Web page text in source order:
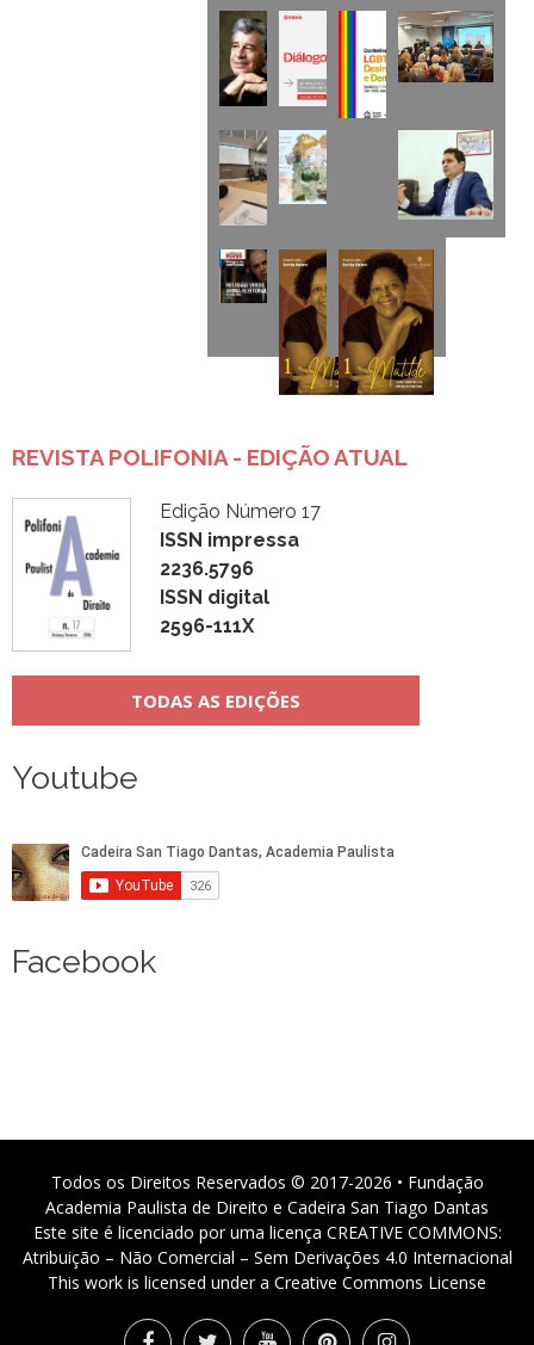
REVISTA POLIFONIA - EDIÇÃO ATUAL
Edição Número 17
ISSN impressa
2236.5796
ISSN digital
2596-111X
TODAS AS EDIÇÕES
Youtube
Facebook
Todos os Direitos Reservados © 2017-2026 • Fundação
Academia Paulista de Direito e Cadeira San Tiago Dantas
Este site é licenciado por uma licença CREATIVE COMMONS:
Atribuição – Não Comercial – Sem Derivações 4.0 Internacional
This work is licensed under a Creative Commons License